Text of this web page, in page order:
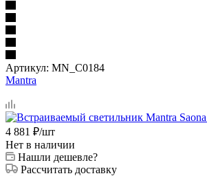
Артикул: MN_C0184
Mantra
4 881 ₽/шт
Нет в наличии
Нашли дешевле?
Рассчитать доставку